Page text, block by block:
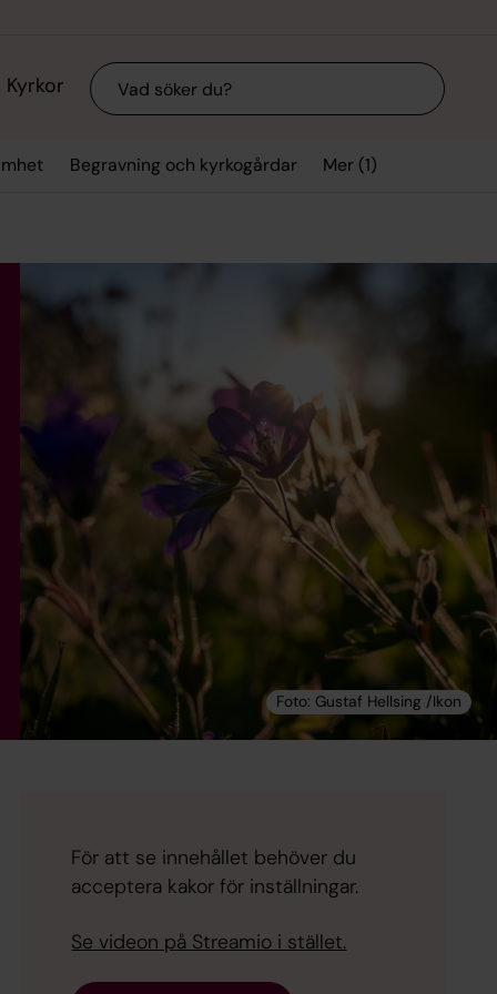
Kyrkor Sök
Begravning och kyrkogårdar Mer (1)
För att se innehållet behöver du
acceptera kakor för inställningar.
Se videon på Streamio i stället.